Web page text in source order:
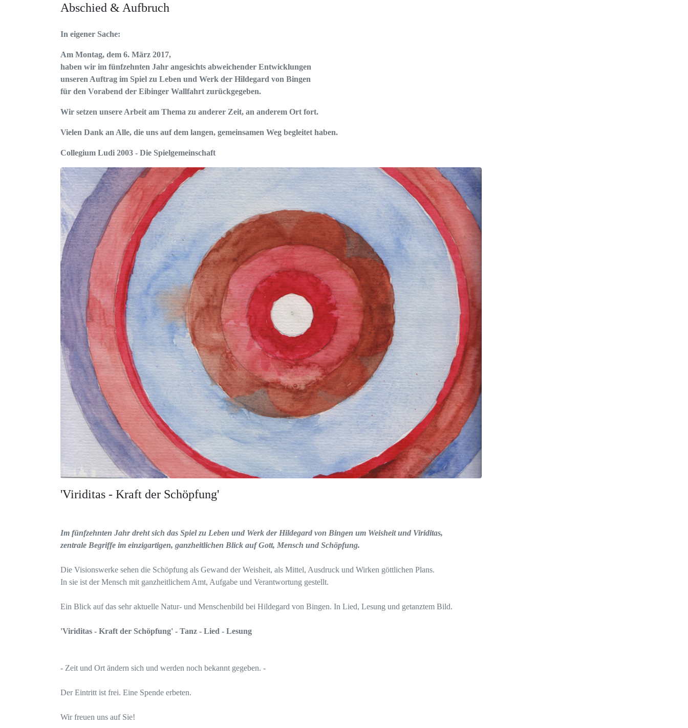
Abschied & Aufbruch
In eigener Sache:
Am Montag, dem 6. März 2017,
haben wir im fünfzehnten Jahr angesichts abweichender Entwicklungen
unseren Auftrag im Spiel zu Leben und Werk der Hildegard von Bingen
für den Vorabend der Eibinger Wallfahrt zurückgegeben.
Wir setzen unsere Arbeit am Thema zu anderer Zeit, an anderem Ort fort.
Vielen Dank an Alle, die uns auf dem langen, gemeinsamen Weg begleitet haben.
Collegium Ludi 2003 - Die Spielgemeinschaft
'Viriditas - Kraft der Schöpfung'
Im fünfzehnten Jahr dreht sich das Spiel zu Leben und Werk der Hildegard von Bingen um Weisheit und Viriditas,
zentrale Begriffe im einzigartigen, ganzheitlichen Blick auf Gott, Mensch und Schöpfung.
Die Visionswerke sehen die Schöpfung als Gewand der Weisheit, als Mittel, Ausdruck und Wirken göttlichen Plans.
In sie ist der Mensch mit ganzheitlichem Amt, Aufgabe und Verantwortung gestellt.
Ein Blick auf das sehr aktuelle Natur- und Menschenbild bei Hildegard von Bingen. In Lied, Lesung und getanztem Bild.
'Viriditas - Kraft der Schöpfung' - Tanz - Lied - Lesung
- Zeit und Ort ändern sich und werden noch bekannt gegeben. -
Der Eintritt ist frei. Eine Spende erbeten.
Wir freuen uns auf Sie!